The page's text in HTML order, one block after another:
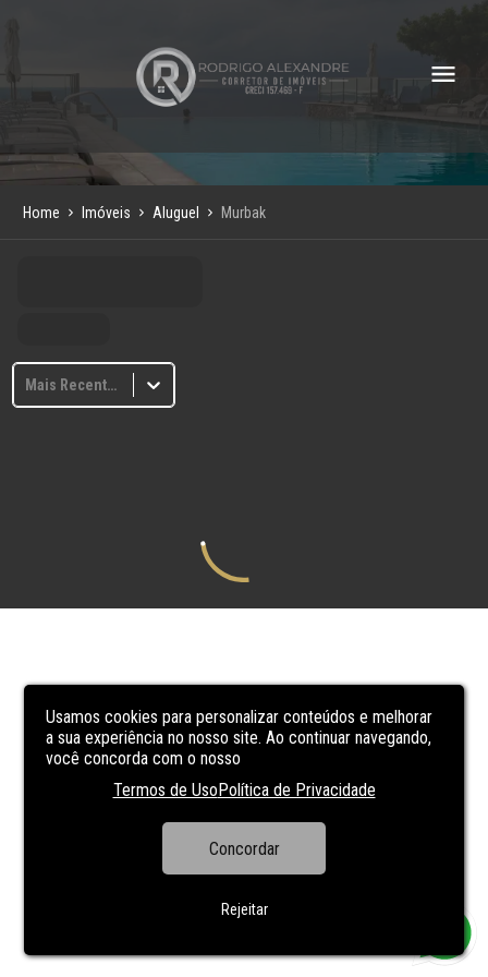
Usamos cookies para personalizar conteúdos e melhorar
a sua experiência no nosso site. Ao continuar navegando,
você concorda com o nosso
Termos de UsoPolítica de Privacidade
Concordar
Rejeitar
Home Imóveis Aluguel Murbak
Mais Recentes